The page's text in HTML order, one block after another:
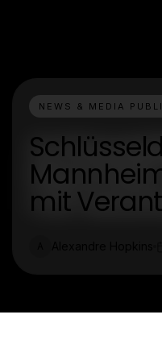
NEWS & MEDIA
mit